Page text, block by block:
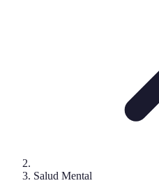
Salud Mental